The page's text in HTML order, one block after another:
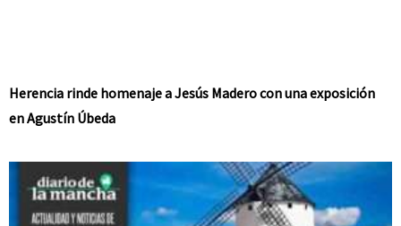
Herencia rinde homenaje a Jesús Madero con una exposición
en Agustín Úbeda